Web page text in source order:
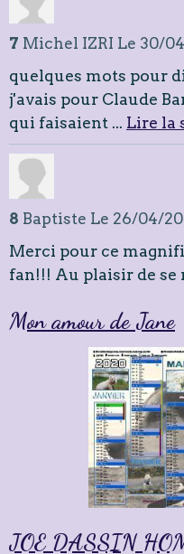
7 Michel IZRI Le 30/
quelques mots pour
j'avais pour Claude
qui faisaient ... Lire la
8 Baptiste Le 26/04/
Merci pour ce
fan!!! Au plaisir de se
Mon amour de Jane
JOE DASSIN